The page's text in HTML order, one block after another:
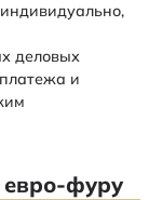
деловых
и
фуру